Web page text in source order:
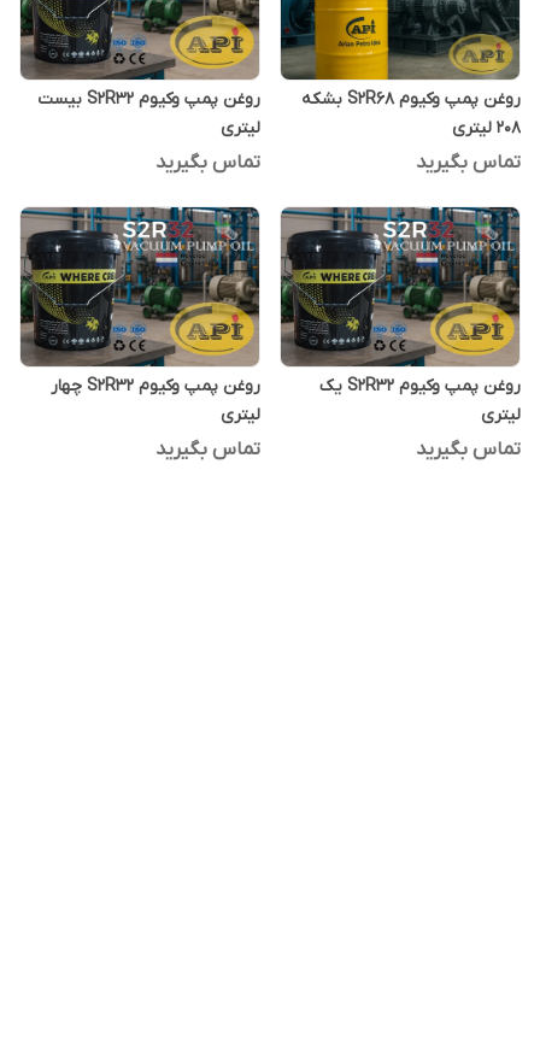
روغن پمپ وکیوم S2R68 بشکه
208 لیتری
تماس بگیرید
روغن پمپ وکیوم S2R32 بیست
لیتری
تماس بگیرید
روغن پمپ وکیوم S2R32 یک
لیتری
تماس بگیرید
روغن پمپ وکیوم S2R32 چهار
لیتری
تماس بگیرید